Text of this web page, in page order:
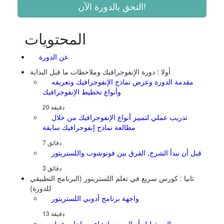
المحتويات
عن الدورة
أولا : دورة الإنفوجرافيك وملاحظات ما قبل البداية
مقدمة الدورة وعرض نماذج الإنفوجرافيك وتعريفه
وأنواع تخطيط الإنفوجرافيك
تدريب عملي لتمييز أنواع الإنفوجرافيك من خلال
مطالعة نماذج إنفوجرافيك سابقة
قبل أن نبدأ الشرح, الفرق بين فوتوشوب واللستريتور
ثانيا : كورس سريع في تعلم اللستريتور (البرنامج التطبيقي
للدورة)
واجهة برنامج أدوبي اللستريتور